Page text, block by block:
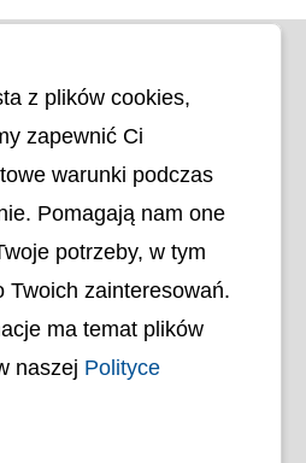
z plików cookies,
zapewnić Ci
warunki podczas
Pomagają nam one
potrzeby, w tym
Twoich zainteresowań.
ma temat plików
naszej Polityce